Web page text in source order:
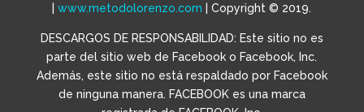
|www.metodolorenzo.com | Copyright © 2019.
DESCARGOS DE RESPONSABILIDAD: Este sitio no es
parte del sitio web de Facebook o Facebook, Inc.
Además, este sitio no está respaldado por Facebook
de ninguna manera. FACEBOOK es una marca